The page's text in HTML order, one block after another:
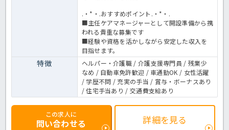
.・*・.おすすめポイント.・*・.
■主任ケアマネージャーとして開設準備から携
われる貴重な募集です
■経験や資格を活かしながら安定した収入を
目指せます。
特徴
ヘルパー・介護職 / 介護支援専門員 / 残業少
なめ / 自動車免許歓迎 / 車通勤OK / 女性活躍
/ 学歴不問 / 充実の手当 / 賞与・ボーナスあり
/ 住宅手当あり / 交通費支給あり
この求人に
問い合わせる 詳細を見る